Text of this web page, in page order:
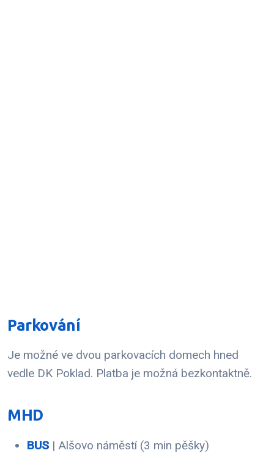
Parkování
Je možné ve dvou parkovacích domech hned
vedle DK Poklad. Platba je možná bezkontaktně.
MHD
BUS | Alšovo náměstí (3 min pěšky)